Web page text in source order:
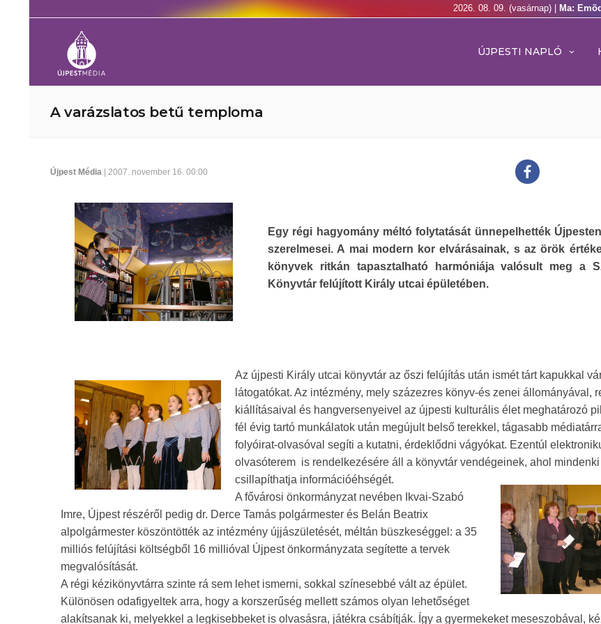
2026. 08. 09. (vasárnap) | Ma: Emõd
ÚJPESTI NAPLÓ
A varázslatos betű temploma
Újpest Média | 2007. november 16. 00:00
Egy régi hagyomány méltó folytatását ünnepelhették
szerelmesei. A mai modern kor elvárásainak, s az örök
könyvek ritkán tapasztalható harmóniája valósult meg a
Könyvtár felújított Király utcai épületében.
Az újpesti Király utcai könyvtár az őszi felújítás után ismét tárt kapukkal
látogatókat. Az intézmény, mely százezres könyv-és zenei állományával,
kiállításaival és hangversenyeivel az újpesti kulturális élet meghatározó
fél évig tartó munkálatok után megújult belső terekkel, tágasabb
folyóirat-olvasóval segíti a kutatni, érdeklődni vágyókat. Ezentúl
olvasóterem is rendelkezésére áll a könyvtár vendégeinek, ahol mindenki
csillapíthatja információéhségét.
A fővárosi önkormányzat nevében Ikvai-Szabó
Imre, Újpest részéről pedig dr. Derce Tamás polgármester és Belán Beatrix
alpolgármester köszöntötték az intézmény újjászületését, méltán büszkeséggel: a 35
milliós felújítási költségből 16 millióval Újpest önkormányzata segítette a tervek
megvalósítását.
A régi kézikönyvtárra szinte rá sem lehet ismerni, sokkal színesebbé vált az épület.
Különösen odafigyeltek arra, hogy a korszerűség mellett számos olyan lehetőséget
alakítsanak ki, melyekkel a legkisebbeket is olvasásra, játékra csábítják. Így a gyermekeket meseszobával,